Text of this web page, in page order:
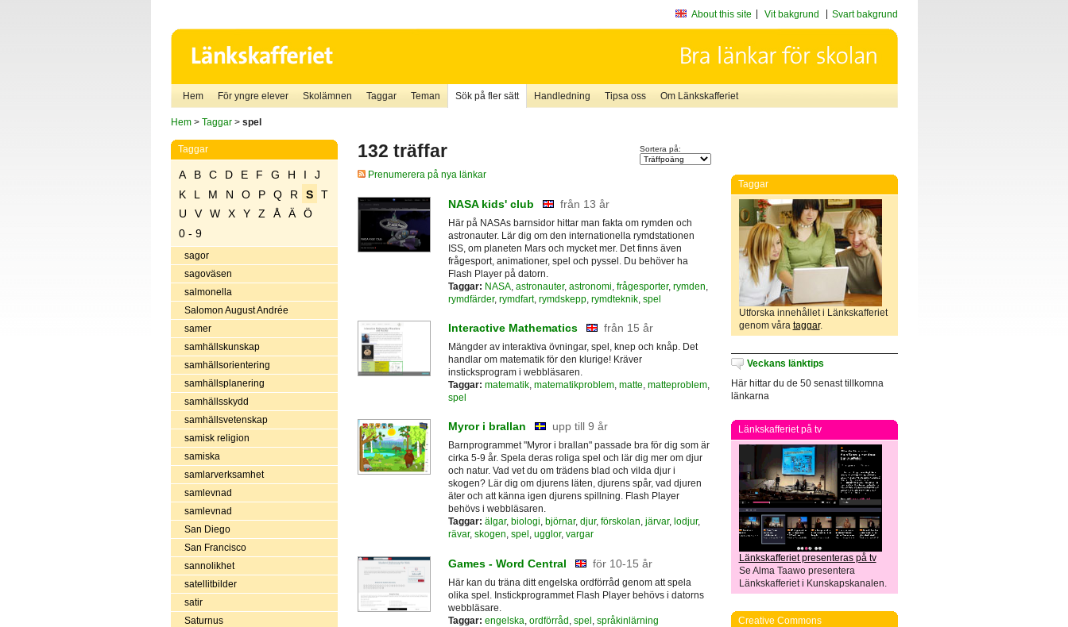
About this site Vit bakgrund Svart bakgrund
Hem För yngre elever Skolämnen Taggar Teman Sök på fler sätt Handledning Tipsa oss Om Länkskafferiet
Hem> Taggar> spel
Taggar
A B C D E F G H I
J
K
L M N O P Q R S
T
U
V W X Y Z Å Ä
Ö
0 - 9
sagor
sagoväsen
salmonella
Salomon August Andrée
samer
samhällskunskap
samhällsorientering
samhällsplanering
samhällsskydd
samhällsvetenskap
samisk religion
samiska
samlarverksamhet
samlevnad
samlevnad
San Diego
San Francisco
sannolikhet
satellitbilder
satir
Saturnus
132 träffar Sortera på:
Prenumerera på nya länkar
NASA kids' club från 13 år
Här på NASAs barnsidor hittar man fakta om rymden och
astronauter. Lär dig om den internationella rymdstationen
ISS, om planeten Mars och mycket mer. Det finns även
frågesport, animationer, spel och pyssel. Du behöver ha
Flash Player på datorn.
Taggar: NASA, astronauter, astronomi frågesporter, rymden
rymdfärder, rymdfart, rymdskepp, rymdteknik, spel
Interactive Mathematics från 15 år
Mängder av interaktiva övningar, spel, knep och knåp. Det
handlar om matematik för den klurige! Kräver
insticksprogram i webbläsaren.
Taggar: matematik, matematikproblem, matte, matteproblem,
spel
Myror i brallan upp till 9 år
Barnprogrammet "Myror i brallan" passade bra för dig som är
cirka 5-9 år. Spela deras roliga spel och lär dig mer om djur
och natur. Vad vet du om trädens blad och vilda djur i
skogen? Lär dig om djurens läten, djurens spår, vad djuren
äter och att känna igen djurens spillning. Flash Player
behövs i webbläsaren.
Taggar: älgar, biologi, björnar, djur, förskolan, järvar, lodjur,
rävar, skogen, spel , ugglor, vargar
Games - Word Central för 10-15 år
Här kan du träna ditt engelska ordförråd genom att spela
olika spel. Instickprogrammet Flash Player behövs i datorns
webbläsare.
Taggar: engelska, ordförråd, spel, språkinlärning
Taggar
Utforska innehållet i Länkskafferiet
genom våra taggar.
Veckans länktips
Här hittar du de 50 senast tillkomna
länkarna
Länkskafferiet på tv
Länkskafferiet presenteras på tv
Se Alma Taawo presentera
Länkskafferiet i Kunskapskanalen.
Creative Commons